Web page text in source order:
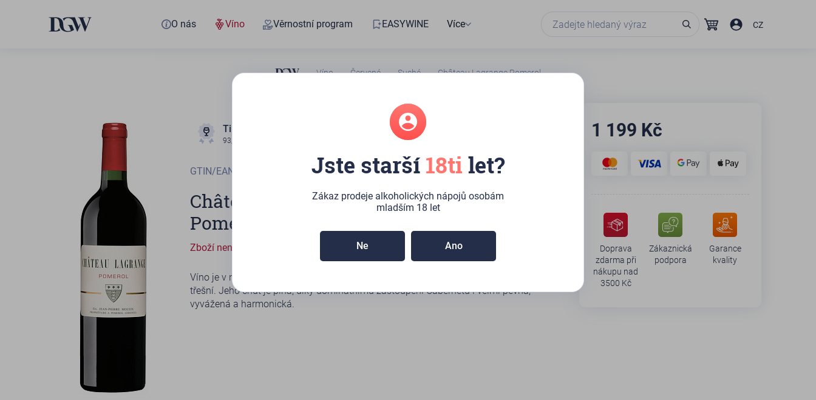
O nás Víno Věrnostní program EASYWINE Více CZ
Víno Červené Suché Château Lagrange Pomerol
Tim Atkin
93/100
Falstaff
89/100
GTIN/EAN
Château Lagrange
Pomerol
Zboží není skladem
Víno je v nose velmi delikátní, objevují se v něm tóny červeného ovoce, zejména
třešní. Jeho chuť je plná, díky dominatnímu zastoupení Cabernetu i velmi pevná,
vyvážená a harmonická.
1 199 Kč
Doprava
zdarma při
nákupu nad
3500 Kč
Zákaznická
podpora
Garance
kvality
Jste starší 18ti let?
Zákaz prodeje alkoholických nápojů osobám
mladším 18 let
Ne Ano